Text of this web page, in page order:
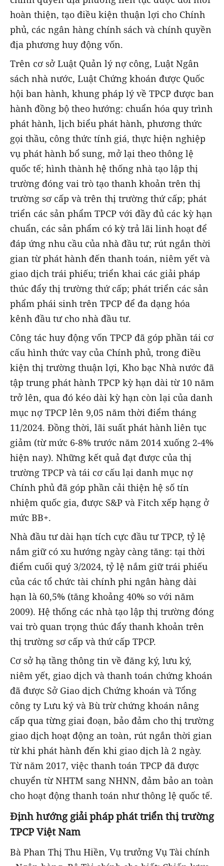
hoàn thiện, tạo điều kiện thuận lợi cho Chính
phủ, các ngân hàng chính sách và chính quyền
địa phương huy động vốn.
Trên cơ sở Luật Quản lý nợ công, Luật Ngân
sách nhà nước, Luật Chứng khoán được Quốc
hội ban hành, khung pháp lý về TPCP được ban
hành đồng bộ theo hướng: chuẩn hóa quy trình
phát hành, lịch biểu phát hành, phương thức
gọi thầu, công thức tính giá, thực hiện nghiệp
vụ phát hành bổ sung, mở lại theo thông lệ
quốc tế; hình thành hệ thống nhà tạo lập thị
trường đóng vai trò tạo thanh khoản trên thị
trường sơ cấp và trên thị trường thứ cấp; phát
triển các sản phẩm TPCP với đầy đủ các kỳ hạn
chuẩn, các sản phẩm có kỳ trả lãi linh hoạt để
đáp ứng nhu cầu của nhà đầu tư; rút ngắn thời
gian từ phát hành đến thanh toán, niêm yết và
giao dịch trái phiếu; triển khai các giải pháp
thúc đẩy thị trường thứ cấp; phát triển các sản
phẩm phái sinh trên TPCP để đa dạng hóa
kênh đầu tư cho nhà đầu tư.
Công tác huy động vốn TPCP đã góp phần tái cơ
cấu hình thức vay của Chính phủ, trong điều
kiện thị trường thuận lợi, Kho bạc Nhà nước đã
tập trung phát hành TPCP kỳ hạn dài từ 10 năm
trở lên, qua đó kéo dài kỳ hạn còn lại của danh
mục nợ TPCP lên 9,05 năm thời điểm tháng
11/2024. Đồng thời, lãi suất phát hành liên tục
giảm (từ mức 6-8% trước năm 2014 xuống 2-4%
hiện nay). Những kết quả đạt được của thị
trường TPCP và tái cơ cấu lại danh mục nợ
Chính phủ đã góp phần cải thiện hệ số tín
nhiệm quốc gia, được S&P và Fitch xếp hạng ở
mức BB+.
Nhà đầu tư dài hạn tích cực đầu tư TPCP, tỷ lệ
nắm giữ có xu hướng ngày càng tăng: tại thời
điểm cuối quý 3/2024, tỷ lệ nắm giữ trái phiếu
của các tổ chức tài chính phi ngân hàng dài
hạn là 60,5% (tăng khoảng 40% so với năm
2009). Hệ thống các nhà tạo lập thị trường đóng
vai trò quan trọng thúc đẩy thanh khoản trên
thị trường sơ cấp và thứ cấp TPCP.
Cơ sở hạ tầng thông tin về đăng ký, lưu ký,
niêm yết, giao dịch và thanh toán chứng khoán
đã được Sở Giao dịch Chứng khoán và Tổng
công ty Lưu ký và Bù trừ chứng khoán nâng
cấp qua từng giai đoạn, bảo đảm cho thị trường
giao dịch hoạt động an toàn, rút ngắn thời gian
từ khi phát hành đến khi giao dịch là 2 ngày.
Từ năm 2017, việc thanh toán TPCP đã được
chuyển từ NHTM sang NHNN, đảm bảo an toàn
cho hoạt động thanh toán như thông lệ quốc tế.
Định hướng giải pháp phát triển thị trường
TPCP Việt Nam
Bà Phan Thị Thu Hiền, Vụ trưởng Vụ Tài chính